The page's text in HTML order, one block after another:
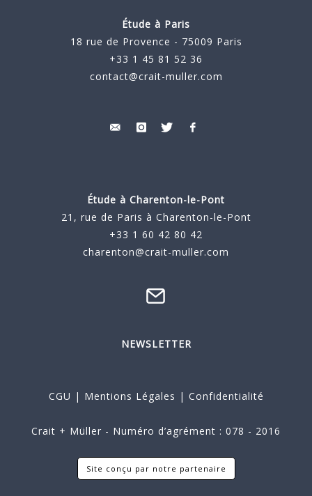
Étude à Paris
18 rue de Provence - 75009 Paris
+33 1 45 81 52 36
contact@crait-muller.com
Étude à Charenton-le-Pont
21, rue de Paris à Charenton-le-Pont
+33 1 60 42 80 42
charenton@crait-muller.com
NEWSLETTER
CGU | Mentions Légales | Confidentialité
Crait + Müller - Numéro d’agrément : 078 - 2016
Site conçu par notre partenaire